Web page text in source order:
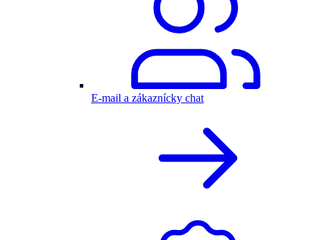
E-mail a zákaznícky chat